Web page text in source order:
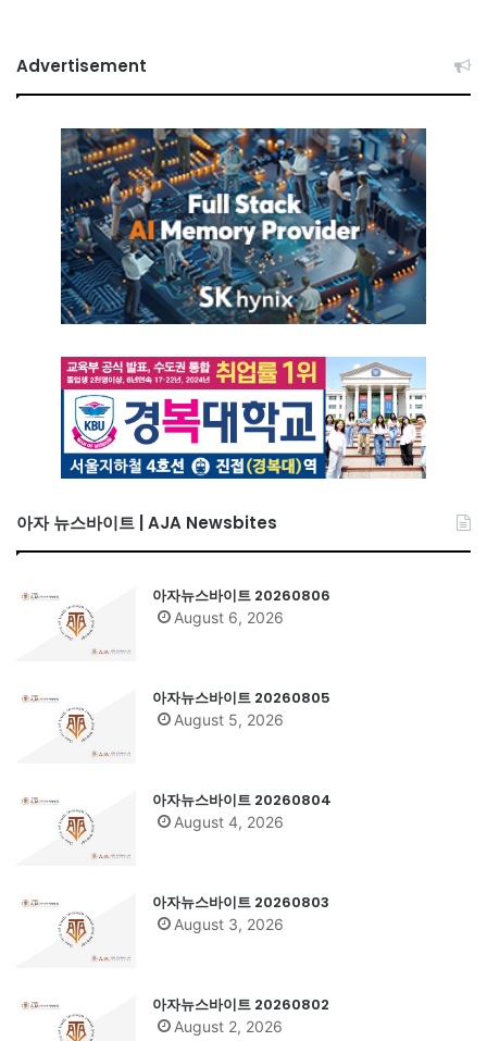
Advertisement
아자 뉴스바이트 | AJA Newsbites
아자뉴스바이트 20260806
August 6, 2026
아자뉴스바이트 20260805
August 5, 2026
아자뉴스바이트 20260804
August 4, 2026
아자뉴스바이트 20260803
August 3, 2026
아자뉴스바이트 20260802
August 2, 2026